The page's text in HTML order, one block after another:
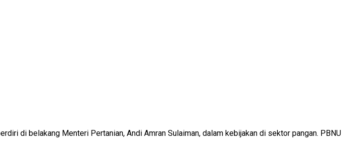
di belakang Menteri Pertanian, Andi Amran Sulaiman, dalam kebijakan di sektor pangan. PBNU